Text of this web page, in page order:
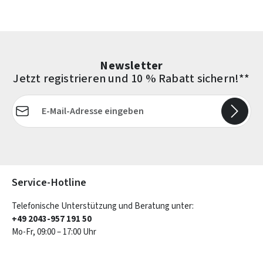
Newsletter
Jetzt registrieren und 10 % Rabatt sichern!**
E-Mail-Adresse*
Service-Hotline
Telefonische Unterstützung und Beratung unter:
+49 2043-957 191 50
Mo-Fr, 09:00 – 17:00 Uhr